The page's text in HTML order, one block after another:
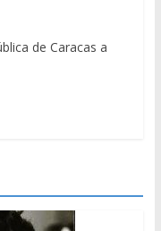
de Caracas a